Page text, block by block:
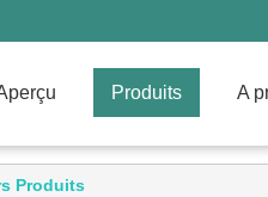
Produits A
Produits